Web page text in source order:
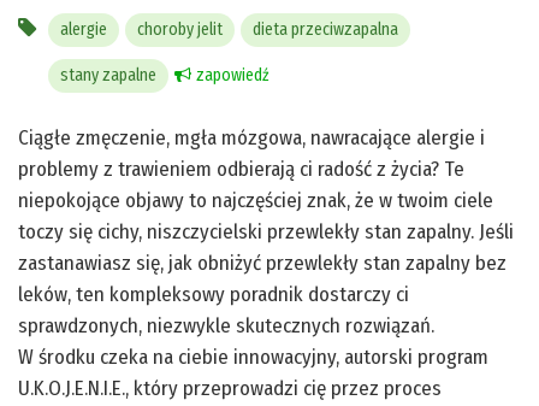
alergie choroby jelit dieta przeciwzapalna
stany zapalne zapowiedź
Ciągłe zmęczenie, mgła mózgowa, nawracające alergie i
problemy z trawieniem odbierają ci radość z życia? Te
niepokojące objawy to najczęściej znak, że w twoim ciele
toczy się cichy, niszczycielski przewlekły stan zapalny. Jeśli
zastanawiasz się, jak obniżyć przewlekły stan zapalny bez
leków, ten kompleksowy poradnik dostarczy ci
sprawdzonych, niezwykle skutecznych rozwiązań.
W środku czeka na ciebie innowacyjny, autorski program
U.K.O.J.E.N.I.E., który przeprowadzi cię przez proces